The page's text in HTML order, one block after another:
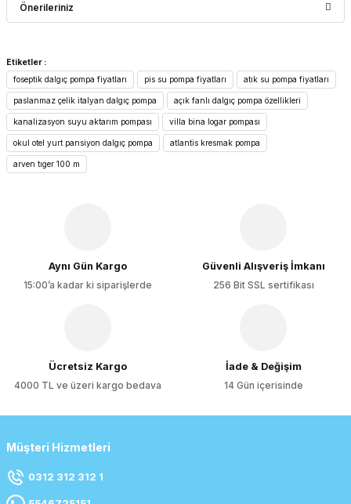
Önerileriniz
konularda yetersiz gördüğünüz noktaları öneri formunu
kullanarak tarafımıza iletebilirsiniz.
Görüş ve önerileriniz için teşekkür ederiz.
Ürün resmi kalitesiz, bozuk veya görüntülenemiyor.
Ürün açıklamasında eksik bilgiler bulunuyor.
Etiketler :
foseptik dalgıç pompa fiyatları
pis su pompa fiyatları atık su pompa fiyatları
paslanmaz çelik italyan dalgıç pompa açık fanlı dalgıç pompa özellikleri
kanalizasyon suyu aktarım pompası villa bina logar pompası
okul otel yurt pansiyon dalgıç pompa atlantis kresmak pompa
arven tıger 100 m
Aynı Gün Kargo
15:00’a kadar ki siparişlerde
Güvenli Alışveriş İmkanı
256 Bit SSL sertifikası
Ücretsiz Kargo
4000 TL ve üzeri kargo bedava
İade & Değişim
14 Gün içerisinde
Müşteri Hizmetleri
0312 312 312 1